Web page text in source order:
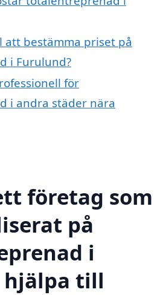
att bestämma priset på
i Furulund?
för
i andra städer nära
företag som
på
i
till